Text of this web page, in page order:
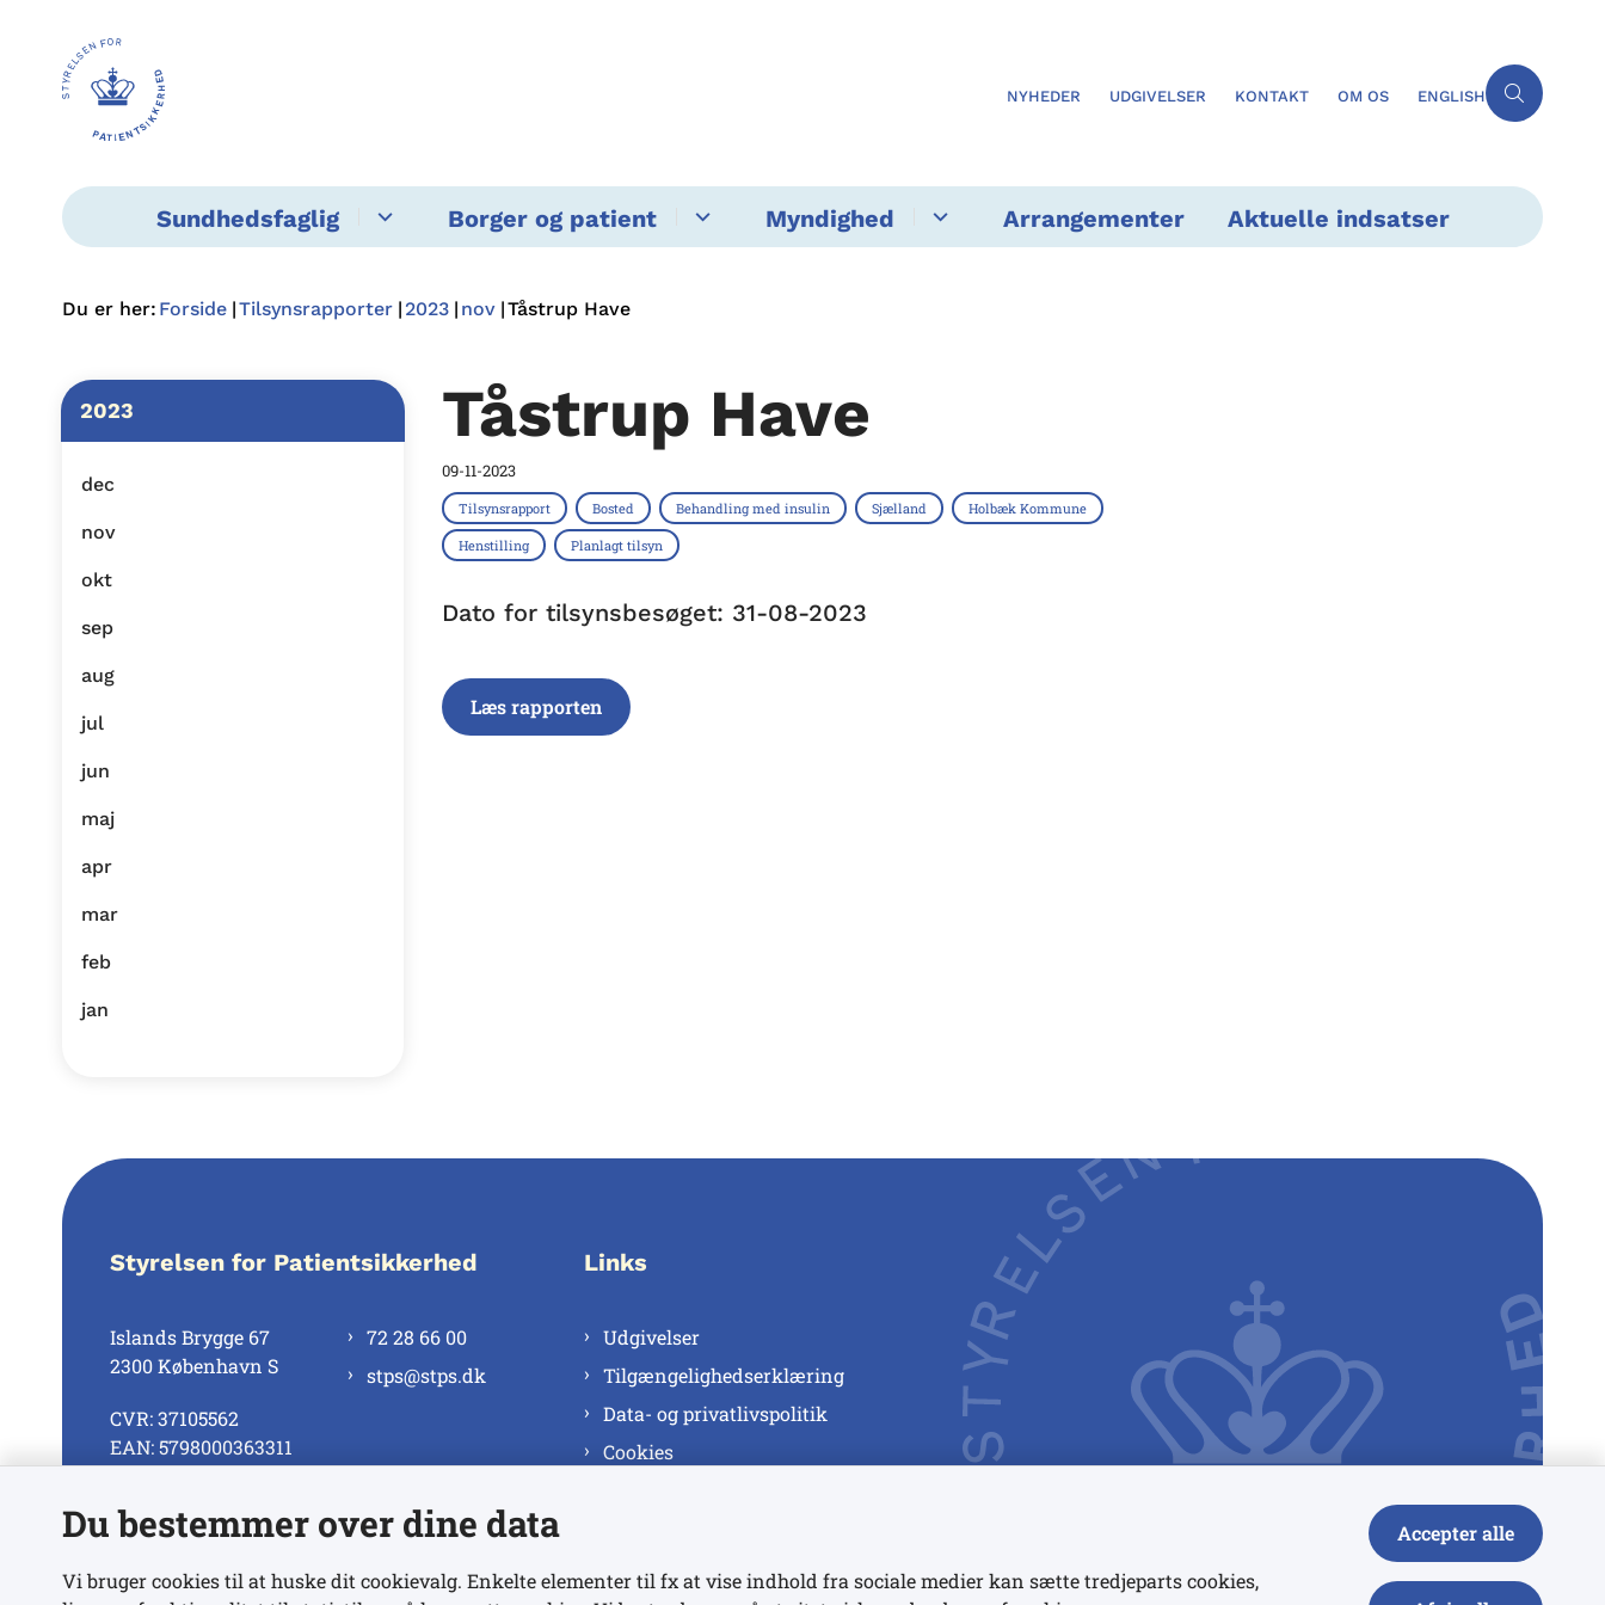
NYHEDER UDGIVELSER KONTAKT OM OS ENGLISH
Sundhedsfaglig Borger og patient Myndighed Arrangementer Aktuelle indsatser
Du er her: Forside Tilsynsrapporter 2023 nov Tåstrup Have
2023
dec
nov
okt
sep
aug
jul
jun
maj
apr
mar
feb
jan
Tåstrup Have
09-11-2023
Tilsynsrapport Bosted Behandling med insulin Sjælland Holbæk Kommune
Henstilling Planlagt tilsyn
Dato for tilsynsbesøget: 31-08-2023
Læs rapporten
Styrelsen for Patientsikkerhed
Islands Brygge 67
2300 København S
CVR: 37105562
EAN: 5798000363311
72 28 66 00
stps@stps.dk
Se alle kontaktnumre
Links
Udgivelser
Tilgængelighedserklæring
Data- og privatlivspolitik
Cookies
Du bestemmer over dine data
Vi bruger cookies til at huske dit cookievalg. Enkelte elementer til fx at vise indhold fra sociale medier kan sætte tredjeparts cookies,
Accepter alle